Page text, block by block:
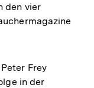
der
Fußnote
den vier
Frey
in der